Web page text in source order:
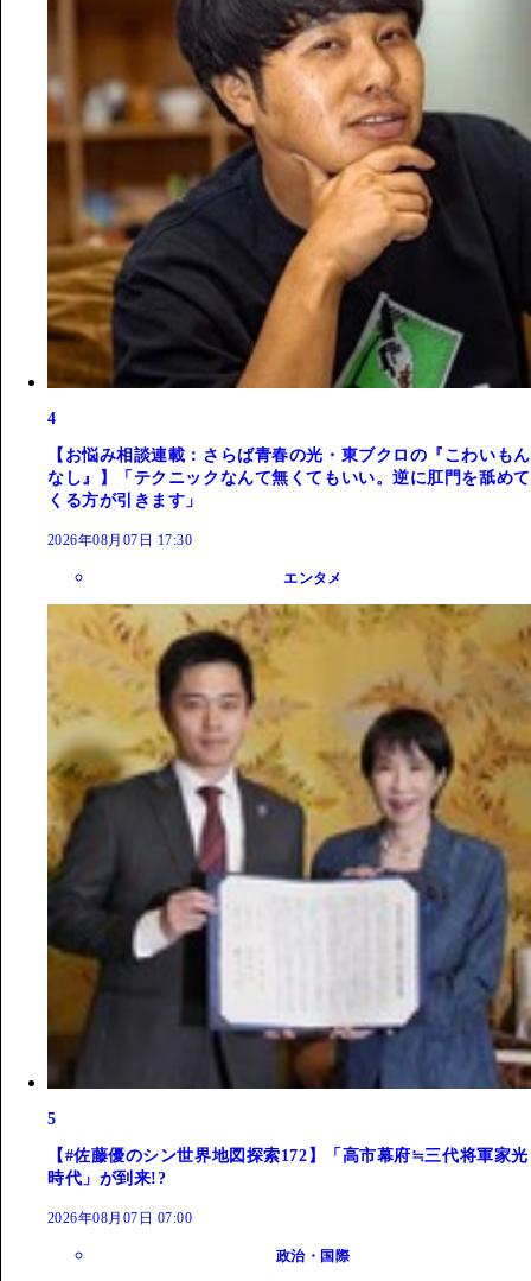
4
【お悩み相談連載：さらば青春の光・東ブクロの『こわいもん
なし』】「テクニックなんて無くてもいい。逆に肛門を舐めて
くる方が引きます」
2026年08月07日 17:30
エンタメ
5
【#佐藤優のシン世界地図探索172】「高市幕府≒三代将軍家光
時代」が到来!?
2026年08月07日 07:00
政治・国際